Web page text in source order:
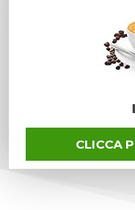
CLICCA